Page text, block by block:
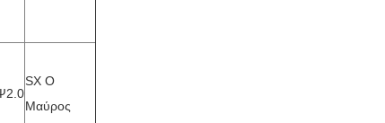
SX Ο
Μαύρος